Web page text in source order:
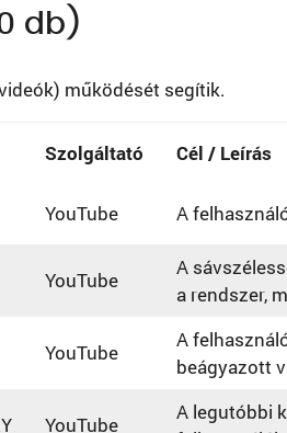
db)
működését segítik.
Szolgáltató Cél / Leírás
YouTube A
YouTube
A
a rendszer,
YouTube
A
beágyazott
YouTube
A legutóbbi